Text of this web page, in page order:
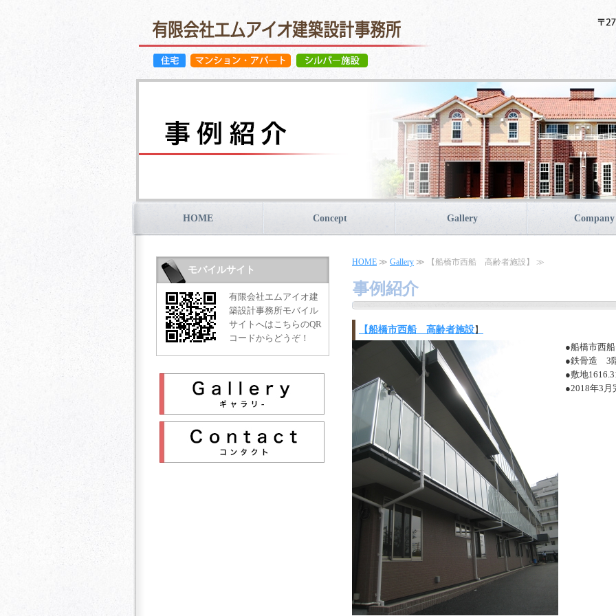
HOME Concept Gallery Company
HOME ≫ Gallery ≫ 【船橋市西船 高齢者施設】 ≫
事例紹介
【船橋市西船 高齢者施設】
●船橋市西船
●鉄骨造 3
●敷地
●2018年3月
モバイルサイト
有限会社エムアイオ建
築設計事務所モバイル
サイトへはこちらのQR
コードからどうぞ！